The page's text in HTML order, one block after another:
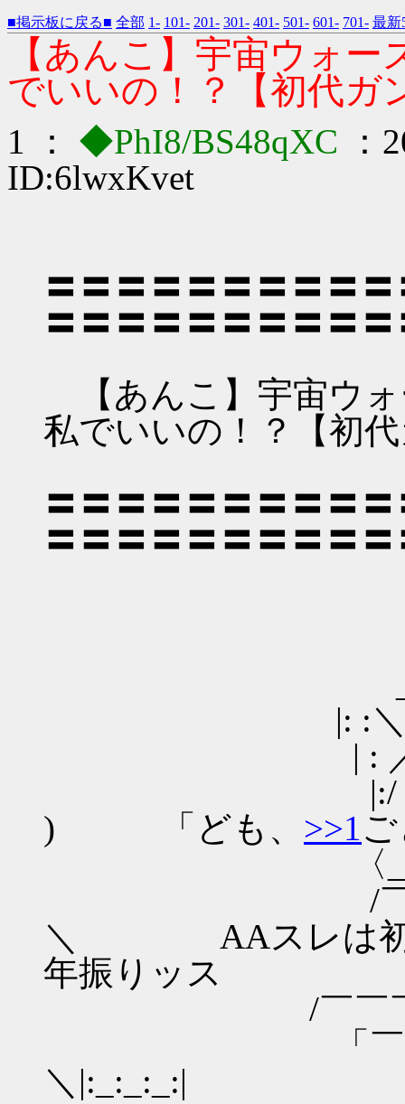
■掲示板に戻る■ 全部 1- 101- 201- 301- 401- 501- 601- 701- 最新
【あんこ】宇宙ウォ
でいいの！？【初代ガ
1 ： ◆PhI8/BS48qXC
：
ID:6lwxKvet
〓〓〓〓〓〓〓〓〓
〓〓〓〓〓〓〓〓〓
【あんこ】宇宙ウォ
私でいいの！？【初
〓〓〓〓〓〓〓〓〓
〓〓〓〓〓〓〓〓〓
|: :＼/: : : : :
| : ／⌒＼ : （
|:/ ´ ＼: : :
) 「ども、 >>1
〈_／⌒¨¨¨¨:
/￣央￣￣＼
＼ AAスレは初め
年振りッス
/￣￣￣￣/
「￣￣
＼|:_:_:_:| 生